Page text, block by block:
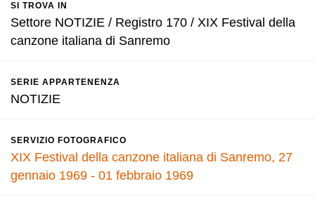
SI TROVA IN
Settore NOTIZIE / Registro 170 / XIX Festival della
canzone italiana di Sanremo
SERIE APPARTENENZA
NOTIZIE
SERVIZIO FOTOGRAFICO
XIX Festival della canzone italiana di Sanremo, 27
gennaio 1969 - 01 febbraio 1969